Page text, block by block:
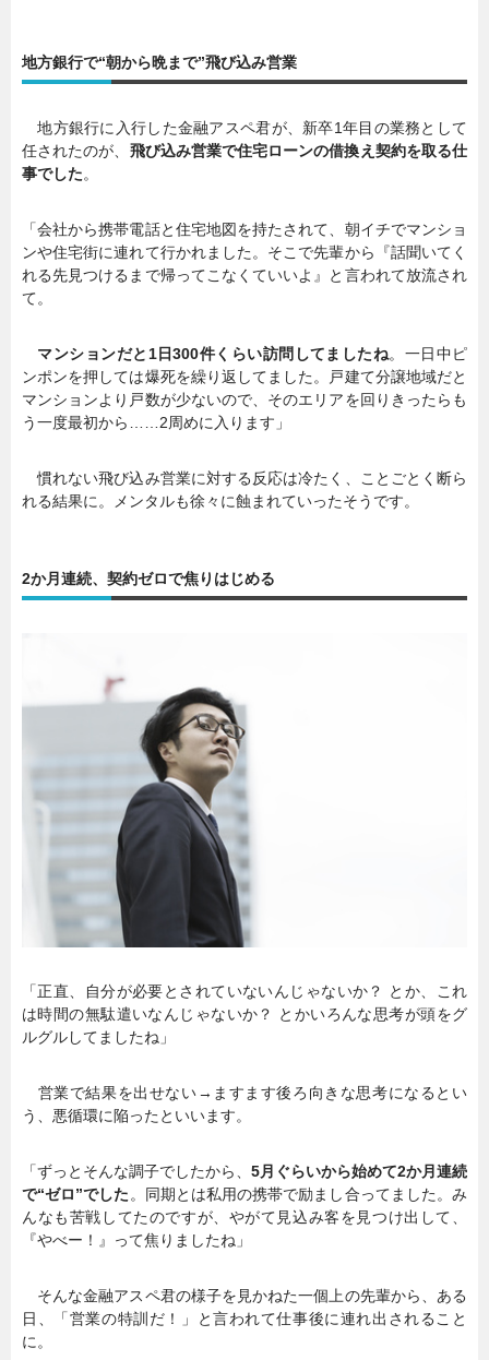
地方銀行で“朝から晩まで”飛び込み営業
地方銀行に入行した金融アスペ君が、新卒1年目の業務として
任されたのが、 飛び込み営業で住宅ローンの借換え契約を取る仕
事でした。
「会社から携帯電話と住宅地図を持たされて、朝イチでマンショ
ンや住宅街に連れて行かれました。そこで先輩から『話聞いてく
れる先見つけるまで帰ってこなくていいよ』と言われて放流され
て。
マンションだと1日300件くらい訪問してましたね。一日中ピ
ンポンを押しては爆死を繰り返してました。戸建て分譲地域だと
マンションより戸数が少ないので、そのエリアを回りきったらも
う一度最初から……2周めに入ります」
慣れない飛び込み営業に対する反応は冷たく、ことごとく断ら
れる結果に。メンタルも徐々に蝕まれていったそうです。
2か月連続、契約ゼロで焦りはじめる
「正直、自分が必要とされていないんじゃないか？ とか、これ
は時間の無駄遣いなんじゃないか？ とかいろんな思考が頭をグ
ルグルしてましたね」
営業で結果を出せない→ますます後ろ向きな思考になるとい
う、悪循環に陥ったといいます。
「ずっとそんな調子でしたから、 5月ぐらいから始めて2か月連続
で“ゼロ”でした 。同期とは私用の携帯で励まし合ってました。み
んなも苦戦してたのですが、やがて見込み客を見つけ出して、
『やべー！』って焦りましたね」
そんな金融アスペ君の様子を見かねた一個上の先輩から、ある
日、「営業の特訓だ！」と言われて仕事後に連れ出されること
に。